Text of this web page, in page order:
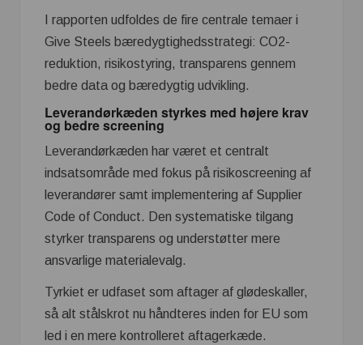
I rapporten udfoldes de fire centrale temaer i
Give Steels bæredygtighedsstrategi: CO2-
reduktion, risikostyring, transparens gennem
bedre data og bæredygtig udvikling.
Leverandørkæden styrkes med højere krav
og bedre screening
Leverandørkæden har været et centralt
indsatsområde med fokus på risikoscreening af
leverandører samt implementering af Supplier
Code of Conduct. Den systematiske tilgang
styrker transparens og understøtter mere
ansvarlige materialevalg.
Tyrkiet er udfaset som aftager af glødeskaller,
så alt stålskrot nu håndteres inden for EU som
led i en mere kontrolleret aftagerkæde.